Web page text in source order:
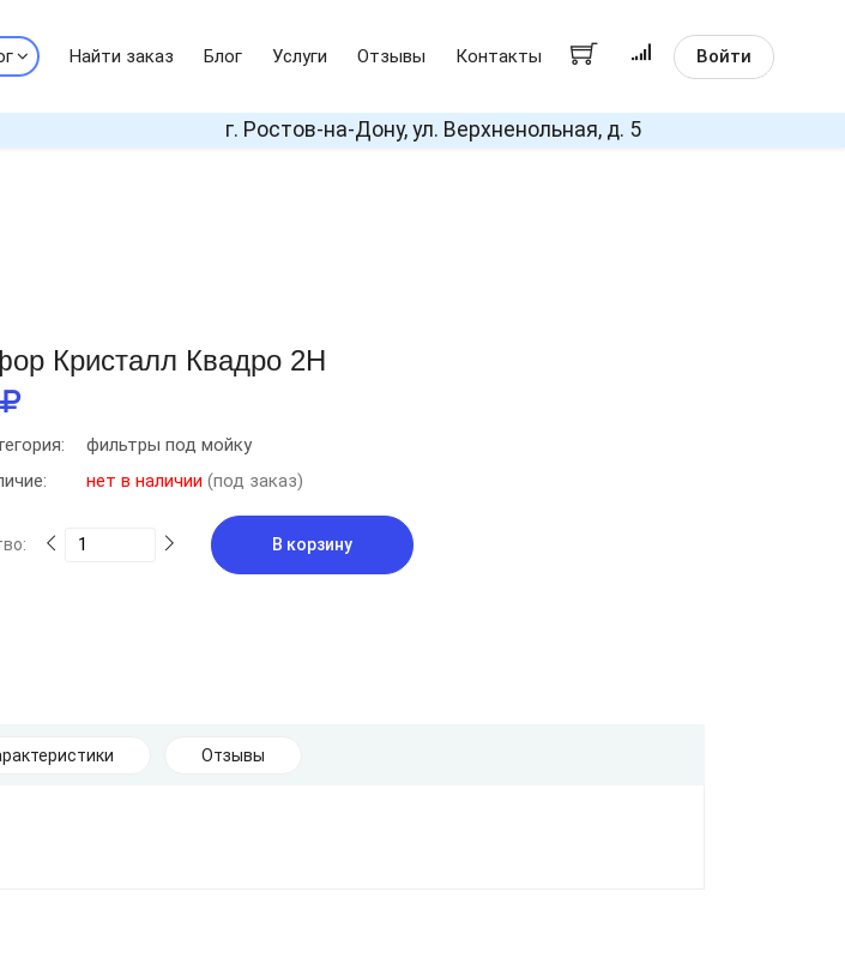
Найти заказ Блог Услуги Отзывы Контакты Войти
г. Ростов-на-Дону, ул. Верхненольная, д. 5
Кристалл Квадро 2Н
фильтры под мойку
нет в наличии (под заказ)
В корзину
Отзывы